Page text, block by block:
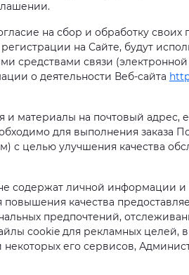
на сбор и обработку своих
на Сайте, будут
средствами связи
о деятельности Веб-сайта
материалы на почтовый адрес,
для выполнения заказа
с целью улучшения качества
содержат личной информации и
качества
предпочтений,
cookie для рекламных целей,
некоторых его сервисов,